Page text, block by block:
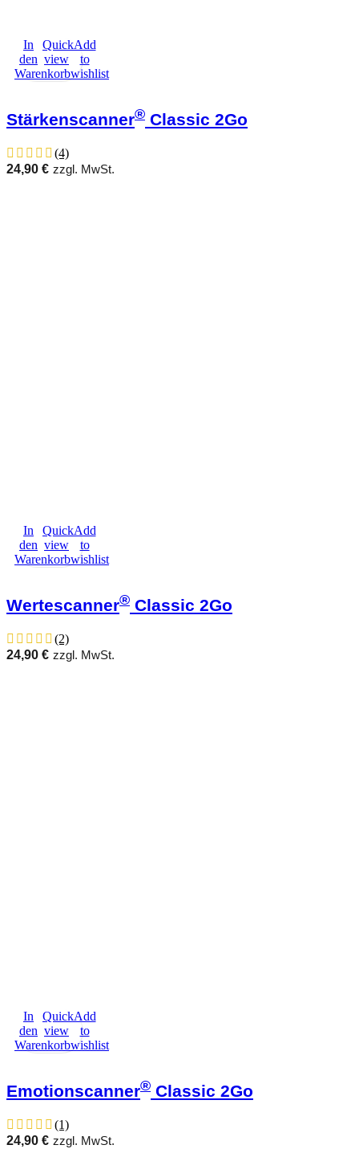
In
den
Warenkorb
Quick
view
Add
to
wishlist
Stärkenscanner® Classic 2Go
(4)
24,90 € zzgl. MwSt.
In
den
Warenkorb
Quick
view
Add
to
wishlist
Wertescanner® Classic 2Go
(2)
24,90 € zzgl. MwSt.
In
den
Warenkorb
Quick
view
Add
to
wishlist
Emotionscanner® Classic 2Go
(1)
24,90 € zzgl. MwSt.